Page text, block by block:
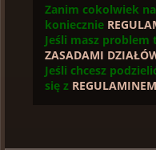
Zanim cokolwiek
koniecznie
Jeśli masz problem
ZASADAMI
Jeśli chcesz
się z